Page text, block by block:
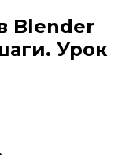
Blender
Урок